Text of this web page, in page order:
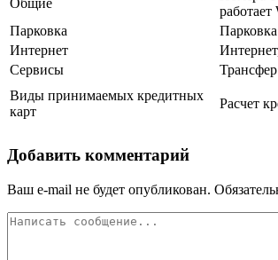
Общие
работает
Парковка
Интернет
Сервисы
Виды принимаемых кредитных
карт
Расчет
Добавить комментарий
Ваш e-mail не будет опубликован.